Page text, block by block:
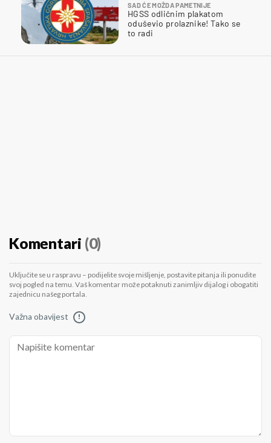
SAD ĆE MOŽDA PAMETNIJE
HGSS odličnim plakatom
oduševio prolaznike! Tako se
to radi
Komentari (0)
Uključite se u raspravu – podijelite svoje mišljenje, postavite pitanja ili ponudite
svoj pogled na temu. Vaš komentar može potaknuti zanimljiv dijalog i obogatiti
zajednicu našeg portala.
Važna obavijest !